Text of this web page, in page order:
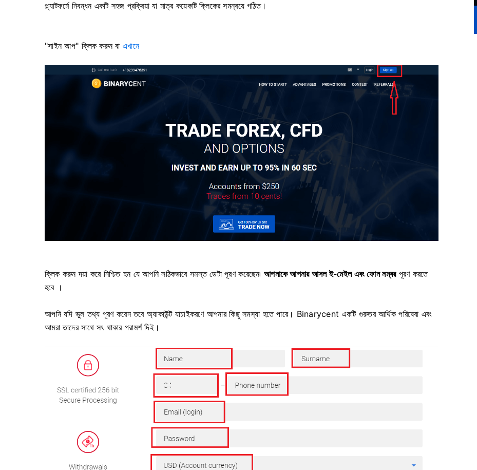
প্ল্যাটফর্মে নিবন্ধন একটি সহজ প্রক্রিয়া যা মাত্র কয়েকটি ক্লিকের সমন্বয়ে গঠিত।
"সাইন আপ" ক্লিক করুন বাএখানে
ক্লিক করুন দয়া করে নিশ্চিত হন যে আপনি সঠিকভাবে সমস্ত ডেটা পূরণ করেছেন৷ আপনাকে আপনার আসল ই-মেইল এবং ফোন নম্বর পূরণ করতে
হবে ।
আপনি যদি ভুল তথ্য পূরণ করেন তবে অ্যাকাউন্ট যাচাইকরণে আপনার কিছু সমস্যা হতে পারে। Binarycent একটি গুরুতর আর্থিক পরিষেবা এবং
আমরা তাদের সাথে সৎ থাকার পরামর্শ দিই।